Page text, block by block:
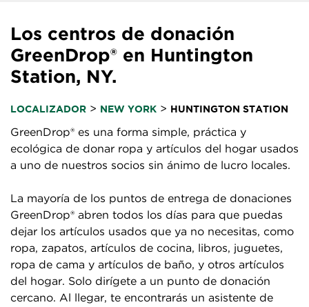
Los centros de donación
GreenDrop® en Huntington
Station, NY.
LOCALIZADOR > NEW YORK > HUNTINGTON STATION
GreenDrop® es una forma simple, práctica y
ecológica de donar ropa y artículos del hogar usados
a uno de nuestros socios sin ánimo de lucro locales.
La mayoría de los puntos de entrega de donaciones
GreenDrop® abren todos los días para que puedas
dejar los artículos usados que ya no necesitas, como
ropa, zapatos, artículos de cocina, libros, juguetes,
ropa de cama y artículos de baño, y otros artículos
del hogar. Solo dirígete a un punto de donación
cercano. Al llegar, te encontrarás un asistente de